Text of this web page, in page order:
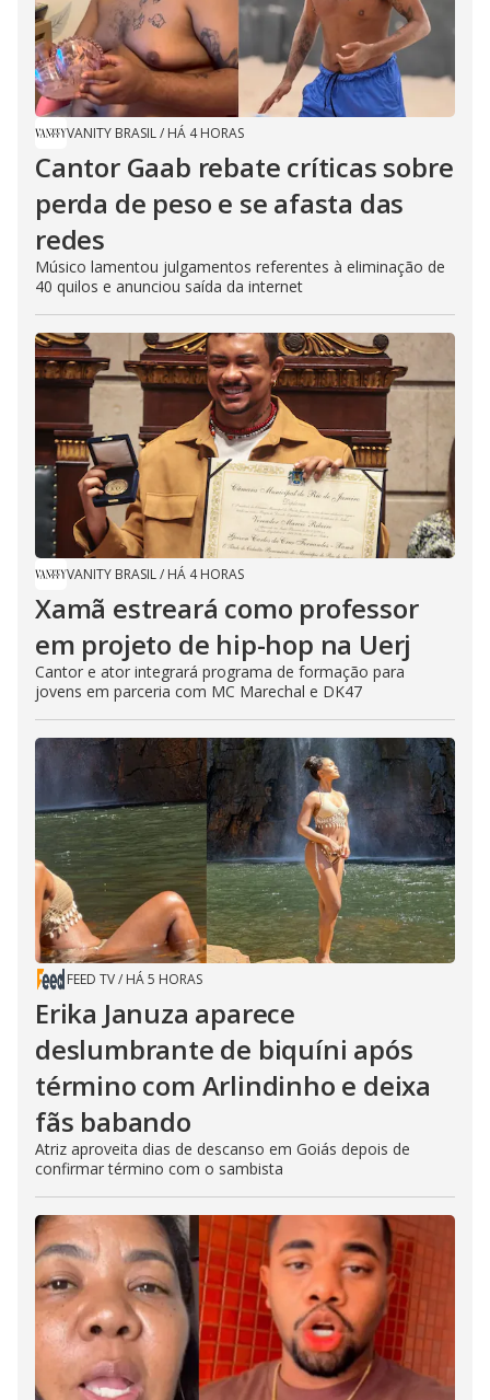
VANITY BRASIL/ HÁ 4 HORAS
Cantor Gaab rebate críticas sobre
perda de peso e se afasta das
redes
Músico lamentou julgamentos referentes à eliminação de
40 quilos e anunciou saída da internet
VANITY BRASIL/ HÁ 4 HORAS
Xamã estreará como professor
em projeto de hip-hop na Uerj
Cantor e ator integrará programa de formação para
jovens em parceria com MC Marechal e DK47
FEED TV/ HÁ 5 HORAS
Erika Januza aparece
deslumbrante de biquíni após
término com Arlindinho e deixa
fãs babando
Atriz aproveita dias de descanso em Goiás depois de
confirmar término com o sambista